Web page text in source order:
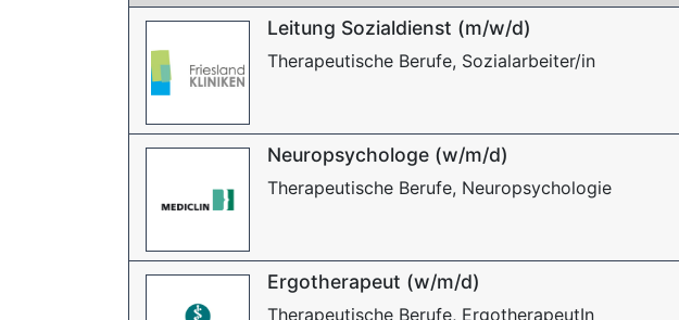
Leitung Sozialdienst (m/w/d)
Therapeutische Berufe, Sozialarbeiter/in
Neuropsychologe (w/m/d)
Therapeutische Berufe, Neuropsychologie
Ergotherapeut (w/m/d)
Therapeutische Berufe, ErgotherapeutIn